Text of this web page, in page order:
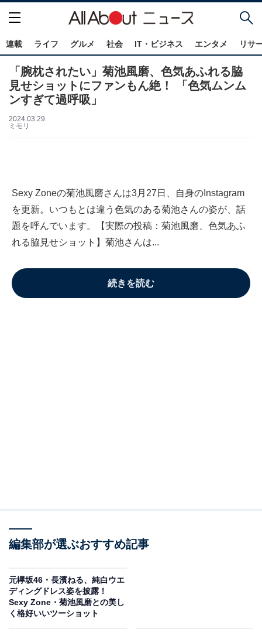
連載 ライフ グルメ 社会 IT・ビジネス エンタメ リサ
「腕枕されたい」菊池風磨、色気あふれる脇
見せショットにファンもん絶！ 「色気ムンム
ンすぎて過呼吸」
2024.03.29
ミモリ
Sexy Zoneの菊池風磨さんは3月27日、自身のInstagram
を更新。いつもとは違う色気のある菊池さんの姿が、話
題を呼んでいます。【実際の投稿：菊池風磨、色気あふ
れる脇見せショット】菊池さんは...
続きを読む
編集部が選ぶおすすめ記事
元欅坂46・長濱ねる、純白ウエ
ディングドレス姿を披露！
Sexy Zone・菊池風磨との美し
く格好いいツーショット